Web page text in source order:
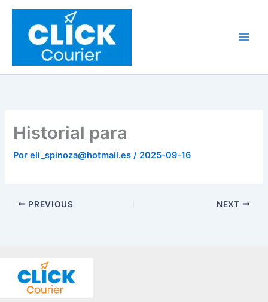
contenido
Historial para
Poreli_spinoza@hotmail.es/ 2025-09-16
PREVIOUS NEXT